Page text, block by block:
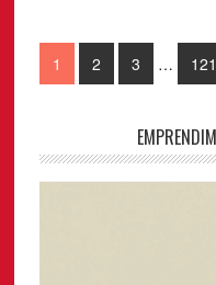
1 2 3 … 121